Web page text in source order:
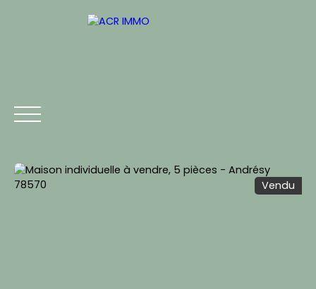
CONTACT
Vendu